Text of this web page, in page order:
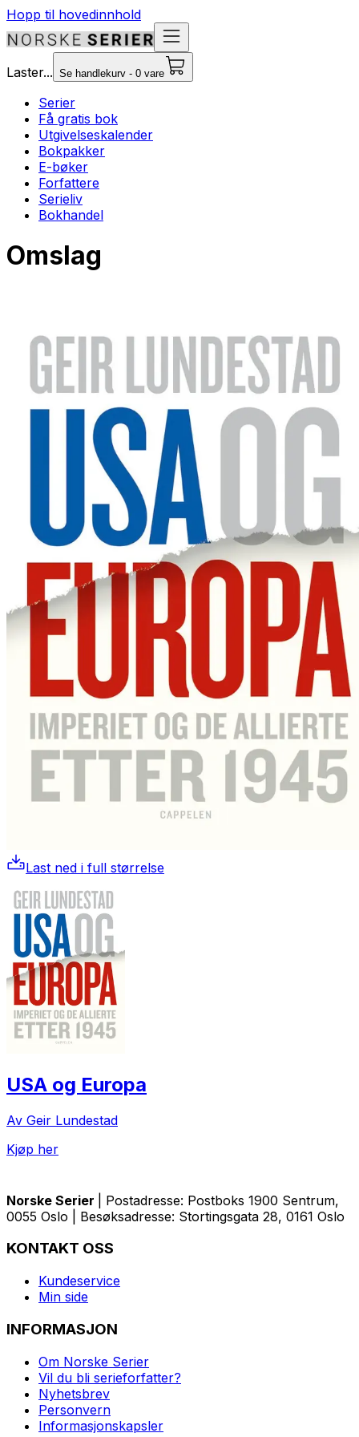
Hopp til hovedinnhold
Laster... Se handlekurv - 0 vare
Serier
Få gratis bok
Utgivelseskalender
Bokpakker
E-bøker
Forfattere
Serieliv
Bokhandel
Omslag
Last ned i full størrelse
USA og Europa
Av Geir Lundestad
Kjøp her
Norske Serier
| Postadresse: Postboks 1900 Sentrum,
0055 Oslo | Besøksadresse: Stortingsgata 28, 0161 Oslo
KONTAKT OSS
Kundeservice
Min side
INFORMASJON
Om Norske Serier
Vil du bli serieforfatter?
Nyhetsbrev
Personvern
Informasjonskapsler